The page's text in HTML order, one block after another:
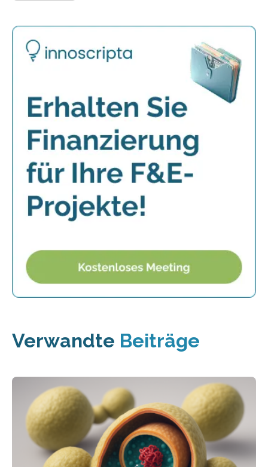
Verwandte Beiträge